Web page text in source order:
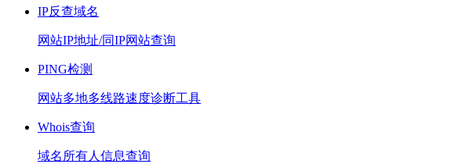
IP反查域名
网站IP地址/同IP网站查询
PING检测
网站多地多线路速度诊断工具
Whois查询
域名所有人信息查询